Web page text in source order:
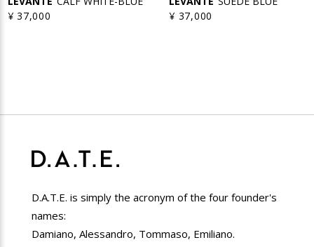
¥ 37,000
¥ 37,000
D.A.T.E. is simply the acronym of the four founder's
names:
Damiano, Alessandro, Tommaso, Emiliano.